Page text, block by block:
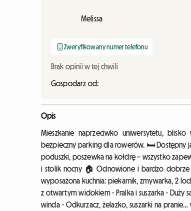
Melissa
Zweryfikowany numer telefonu
Brak opinii w tej chwili
Gospodarz od:
Opis
Mieszkanie naprzeciwko uniwersytetu,
bezpieczny parking dla rowerów. 🛏️ Dostępny
poduszki, poszewka na kołdrę – wszystko
i stolik nocny 🏠 Odnowione i bardzo dobrze
wyposażona kuchnia: piekarnik, zmywarka, 2
z otwartym widokiem - Pralka i suszarka - Duży
winda - Odkurzacz, żelazko, suszarki na